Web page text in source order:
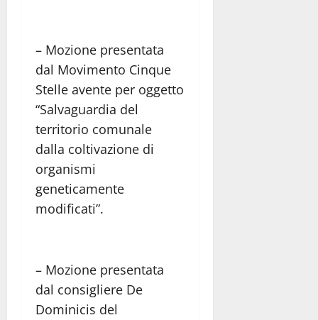
– Mozione presentata
dal Movimento Cinque
Stelle avente per oggetto
“Salvaguardia del
territorio comunale
dalla coltivazione di
organismi
geneticamente
modificati”.
– Mozione presentata
dal consigliere De
Dominicis del